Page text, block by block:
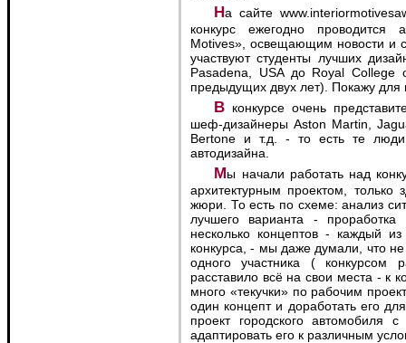
На сайте www.interiormotivesawards.com была исчерпывающая информация:
конкурс ежегодно проводится
Motives», освещающим новости и
участвуют студенты лучших
Pasadena, USA до Royal College
предыдущих двух лет). Покажу для
В конкурсе очень представительное судейство - в этом году судьями были
шеф-дизайнеры Aston Martin,
Bertone и т.д. - то есть те
автодизайна.
Мы начали работать над конкурсным проектом так же, как ведём работу над
архитектурным проектом, только
жюри. То есть по схеме: анализ
лучшего варианта -
несколько концептов - каждый
конкурса, - мы даже думали, что
одного участника (
расставило всё на свои места - к
много «текучки» по рабочим
один концепт и доработать его
проект городского автомобиля
адаптировать его к различным